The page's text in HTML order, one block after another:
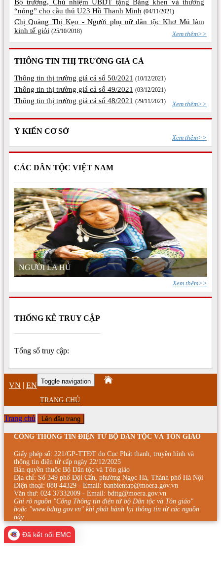
Bộ trưởng, Chủ nhiệm UBDT tặng Bằng khen và thưởng
“nóng” cho cầu thủ U23 Hồ Thanh Minh (04/11/2021)
Chị Quàng Thị Kẹo - Người phụ nữ dân tộc Khơ Mú làm
kinh tế giỏi (25/10/2018) Xem thêm>>
THÔNG TIN THỊ TRƯỜNG GIÁ CẢ
Thông tin thị trường giá cả số 50/2021 (10/12/2021)
Thông tin thị trường giá cả số 49/2021 (03/12/2021)
Thông tin thị trường giá cả số 48/2021 (29/11/2021) Xem thêm>>
Ý KIẾN CƠ SỞ
Xem thêm>>
CÁC DÂN TỘC VIỆT NAM
NGƯỜI LA HỦ
Xem thêm>>
THỐNG KÊ TRUY CẬP
Tổng số truy cập:
VN | EN Toggle navigation
TRANG CHỦ
Trang chủ Lên đầu trang
CỔNG THÔNG TIN ĐIỆN TỬ BỘ DÂN TỘC VÀ TÔN GIÁO
Giấy phép số: 221/GP-TTĐT do Cục Phát thanh, truyền hình và
thông tin điện tử cấp ngày 22/12/2025
Bản quyền thuộc Bộ Dân tộc và Tôn giáo
Địa chỉ: Số 349 phố Đội Cấn, phường Ngọc Hà, Thành phố Hà Nội
Điện thoại: 080 44329 - Email: banbientap@moera.gov.vn
Văn thư: 024 37332009 - Email: bdttg@moera.gov.vn
Ghi rõ nguồn "Cổng Thông tin điện tử bộ Dân tộc và Tôn giáo"
hoặc "www.bdttg.gov.vn" khi phát hành lại thông tin từ các nguồn
này.
Đã kết nối EMC